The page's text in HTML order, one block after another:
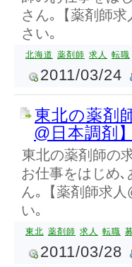
さん｡【薬剤師
さい｡
北海道 薬剤師 求人 転職
2011/03/24
東北の薬剤
@日本調剤】
東北の薬剤師の
お仕事をはじめ
ん｡【薬剤師求
い｡
東北 薬剤師 求人 転職
2011/03/28